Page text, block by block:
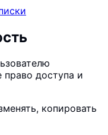
право доступа и
копировать